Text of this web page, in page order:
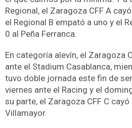
Regional, el Zaragoza CFF A
el Regional B empató a uno y el
0 al Peña Ferranca.
En categoría alevín, el Zaragoza
ante el Stadium Casablanca,
tuvo doble jornada este fin de
viernes ante el Racing y el
su parte, el Zaragoza CFF C
Villamayor.